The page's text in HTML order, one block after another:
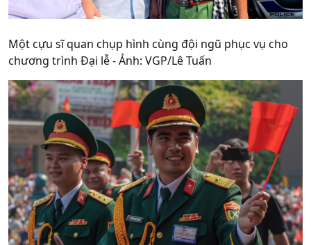
Một cựu sĩ quan chụp hình cùng đội ngũ phục vụ cho
chương trình Đại lễ - Ảnh: VGP/Lê Tuấn